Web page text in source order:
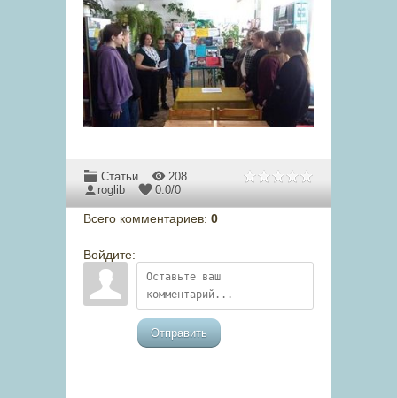
Статьи
208
roglib
0.0/0
Всего комментариев: 0
Войдите:
Отправить